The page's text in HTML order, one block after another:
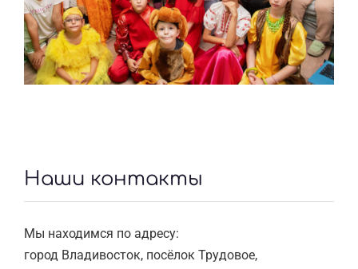
Наши контакты
Мы находимся по адресу:
город Владивосток, посёлок Трудовое,